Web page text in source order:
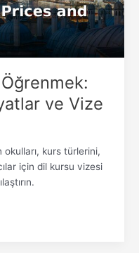
ve Vize
okulları, kurs türlerini,
için dil kursu vizesi